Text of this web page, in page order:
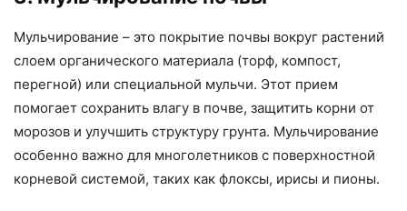
Мульчирование – это покрытие почвы вокруг растений
слоем органического материала (торф, компост,
перегной) или специальной мульчи. Этот прием
помогает сохранить влагу в почве, защитить корни от
морозов и улучшить структуру грунта. Мульчирование
особенно важно для многолетников с поверхностной
корневой системой, таких как флоксы, ирисы и пионы.